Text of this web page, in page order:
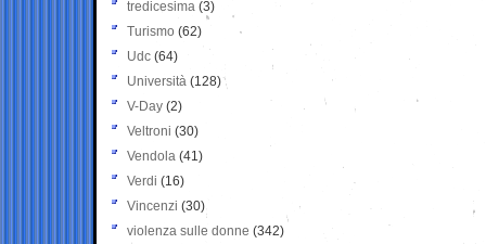
tredicesima (3)
Turismo (62)
Udc (64)
Università (128)
V-Day (2)
Veltroni (30)
Vendola (41)
Verdi (16)
Vincenzi (30)
violenza sulle donne (342)